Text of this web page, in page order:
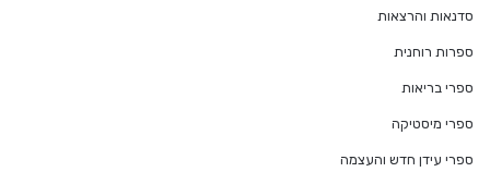
סדנאות והרצאות
ספרות רוחנית
ספרי בריאות
ספרי מיסטיקה
ספרי עידן חדש והעצמה